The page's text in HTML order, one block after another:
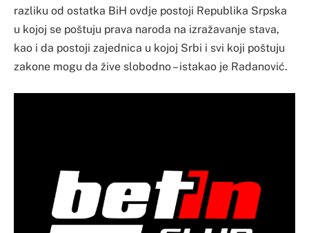
razliku od ostatka BiH ovdje postoji Republika Srpska
u kojoj se poštuju prava naroda na izražavanje stava,
kao i da postoji zajednica u kojoj Srbi i svi koji poštuju
zakone mogu da žive slobodno – istakao je Radanović.